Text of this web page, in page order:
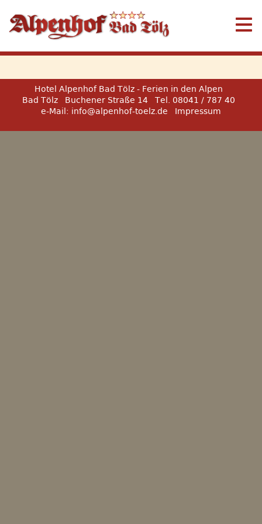
Hotel Alpenhof Bad Tölz - Ferien in den Alpen
Bad Tölz
Buchener Straße 14
Tel. 08041 / 787 40
e-Mail: info@alpenhof-toelz.de Impressum